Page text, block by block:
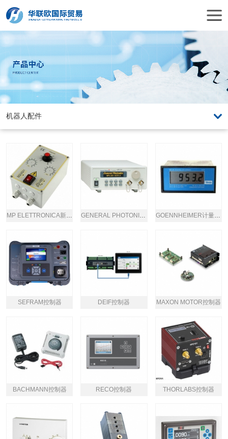
MP ELETTRONICA新型频率控制器 GENERAL PHOTONICS偏振控制器 GOENNHEIMER计量控制器
SEFRAM控制器 DEIF控制器 MAXON MOTOR控制器
BACHMANN控制器 RECO控制器 THORLABS控制器